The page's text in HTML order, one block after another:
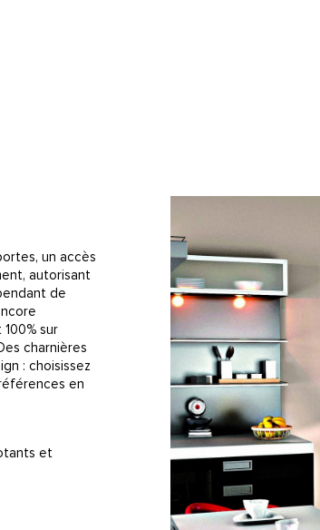
un accès
autorisant
de
sur
charnières
: choisissez
en
et